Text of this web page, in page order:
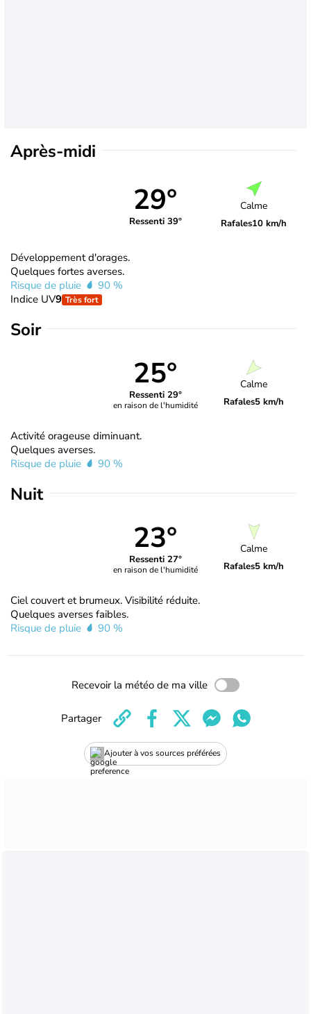
Après-midi
29°
Ressenti 39°
Calme
Rafales10 km/h
Développement d'orages.
Quelques fortes averses.
Risque de pluie
90 %
Indice UV9 Très fort
Soir
25°
Ressenti 29°
en raison de l'humidité
Calme
Rafales5 km/h
Activité orageuse diminuant.
Quelques averses.
Risque de pluie
90 %
Nuit
23°
Ressenti 27°
en raison de l'humidité
Calme
Rafales5 km/h
Ciel couvert et brumeux. Visibilité réduite.
Quelques averses faibles.
Risque de pluie
90 %
Recevoir la météo de ma ville
Ajouter à vos sources préférées
Partager